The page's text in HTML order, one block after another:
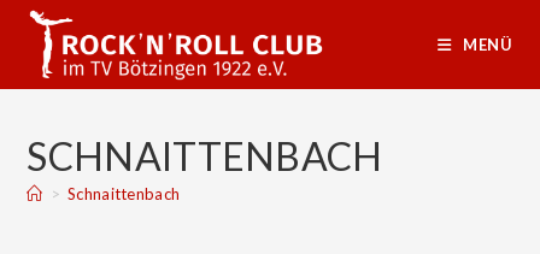
Zum
Inhalt
springen
MENÜ
SCHNAITTENBACH
> Schnaittenbach